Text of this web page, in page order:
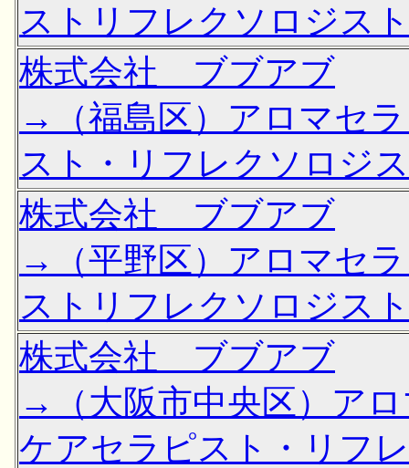
ストリフレクソロジス
株式会社 ブブアブ
→（福島区）アロマセ
スト・リフレクソロジ
株式会社 ブブアブ
→（平野区）アロマセ
ストリフレクソロジス
株式会社 ブブアブ
→（大阪市中央区）ア
ケアセラピスト・リフ